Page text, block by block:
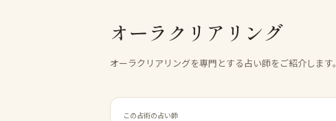
オーラクリアリング
オーラクリアリングを専門とする占い師をご紹介します。
この占術の占い師